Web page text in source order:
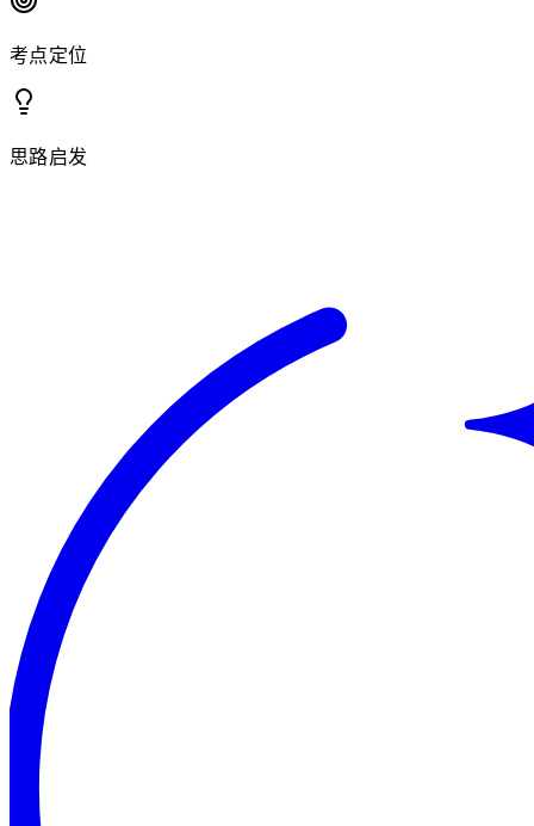
考点定位
思路启发